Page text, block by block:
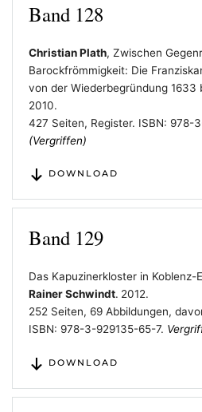
Band 128
Christian Plath, Zwischen
Barockfrömmigkeit: Die
von der Wiederbegründung 1633
2010.
427 Seiten, Register. ISBN: 978-
(Vergriffen)
DOWNLOAD
Band 129
Das Kapuzinerkloster in
Rainer Schwindt. 2012.
252 Seiten, 69 Abbildungen,
ISBN: 978-3-929135-65-7.
DOWNLOAD